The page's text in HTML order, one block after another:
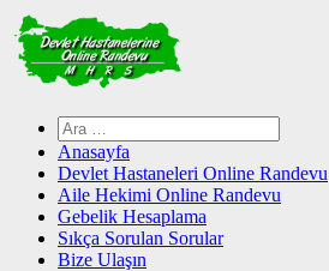
Skip
to
content
Arama:
Anasayfa
Devlet Hastaneleri Online Randevu
Aile Hekimi Online Randevu
Gebelik Hesaplama
Sıkça Sorulan Sorular
Bize Ulaşın